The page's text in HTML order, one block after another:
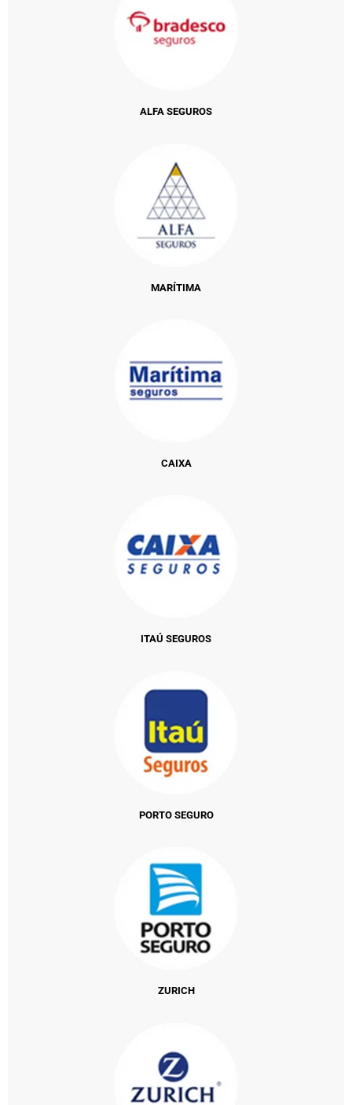
ALFA SEGUROS
MARÍTIMA
CAIXA
ITAÚ SEGUROS
PORTO SEGURO
ZURICH